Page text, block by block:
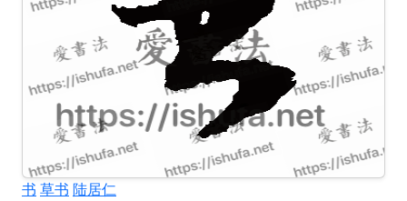
书 草书 陆居仁